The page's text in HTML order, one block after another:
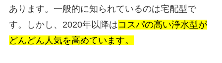
あります。一般的に知られているのは宅配型で
す。しかし、2020年以降はコスパの高い浄水型が
どんどん人気を高めています。